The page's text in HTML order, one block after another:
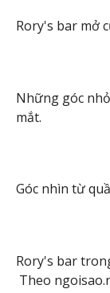
Rory's bar mở
Những góc
mắt.
Góc nhìn từ
Rory's bar
Theo